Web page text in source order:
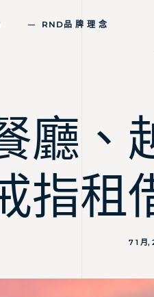
RND品 牌 理 念
廳、
指租
7 1 月,